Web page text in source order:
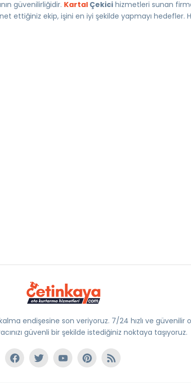
güvenilirliğidir. Kartal Çekici hizmetleri sunan
ettiğiniz ekip, işini en iyi şekilde yapmayı hedefler.
endişesine son veriyoruz. 7/24 hızlı ve
güvenli bir şekilde istediğiniz noktaya taşıyoruz.